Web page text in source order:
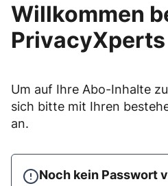
Willkommen
PrivacyXperts
Um auf Ihre Abo-Inhalte
sich bitte mit Ihren
an.
Noch kein Passwort